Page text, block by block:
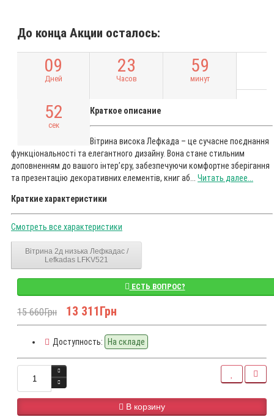
До конца Акции осталось:
09
Дней
23
Часов
59
минут
51
сек
Краткое описание
Вітрина висока Лефкада – це сучасне поєднання
функціональності та елегантного дизайну. Вона стане стильним
доповненням до вашого інтер’єру, забезпечуючи комфортне зберігання
та презентацію декоративних елементів, книг аб... Читать далее...
Краткие характеристики
Смотреть все характеристики
Вітрина 2д низька Лефкадас /
Lefkadas LFKV521
ЕСТЬ ВОПРОС?
15 660Грн 13 311Грн
Доступность: На складе
В корзину